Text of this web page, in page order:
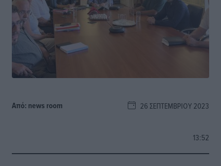
Από: news room 26 ΣΕΠΤΕΜΒΡΊΟΥ 2023
13:52